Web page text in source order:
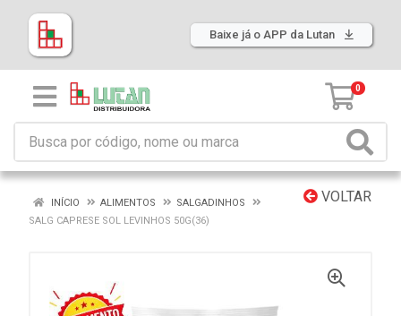
Baixe já o APP da Lutan
0
VOLTAR
INÍCIO ALIMENTOS
SALGADINHOS
SALG CAPRESE SOL LEVINHOS 50G(36)